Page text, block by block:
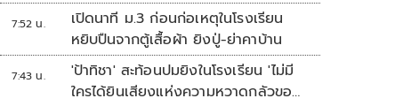
7:52 น.
เปิดนาที ม.3 ก่อนก่อเหตุในโรงเรียน
หยิบปืนจากตู้เสื้อผ้า ยิงปู่-ย่าคาบ้าน
7:43 น.
'ป้าทิชา' สะท้อนปมยิงในโรงเรียน 'ไม่มี
ใครได้ยินเสียงแห่งความหวาดกลัวของ